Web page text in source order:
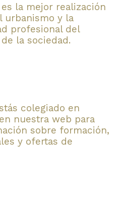
la mejor realización
urbanismo y la
profesional del
la sociedad.
colegiado en
nuestra web para
sobre formación,
y ofertas de